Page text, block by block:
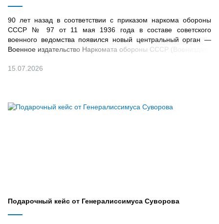
90 лет назад в соответствии с приказом наркома обороны
СССР № 97 от 11 мая 1936 года в составе советского
военного ведомства появился новый центральный орган —
Военное издательство Наркомата обороны СССР (Воениздат)
15.07.2026
Подарочный кейс от Генералиссимуса Суворова